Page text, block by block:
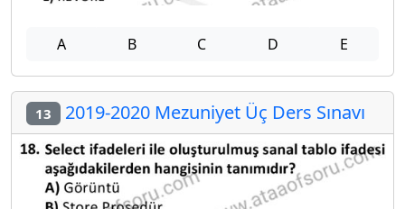
A B C D E
13 2019-2020 Mezuniyet Üç Ders Sınavı